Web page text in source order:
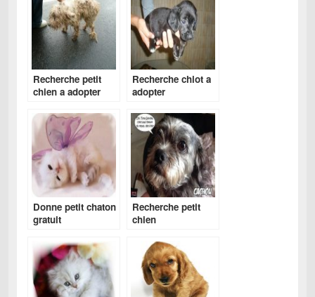
Recherche petit
chien a adopter
Recherche chiot a
adopter
Donne petit chaton
gratuit
Recherche petit
chien